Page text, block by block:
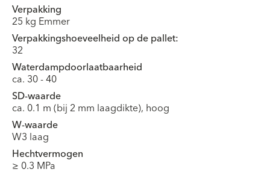
Verpakking
25 kg Emmer
Verpakkingshoeveelheid op de pallet:
32
Waterdampdoorlaatbaarheid
ca. 30 - 40
SD-waarde
ca. 0.1 m (bij 2 mm laagdikte), hoog
W-waarde
W3 laag
Hechtvermogen
≥ 0.3 MPa